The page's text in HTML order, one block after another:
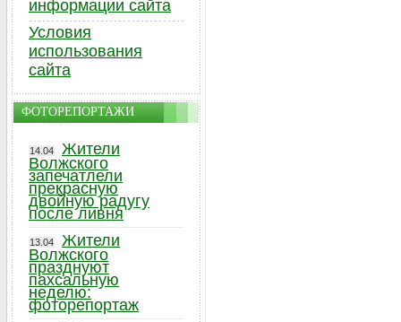
информации сайта
Условия
использования
сайта
ФОТОРЕПОРТАЖИ
14.04
Жители
Волжского
запечатлели
прекрасную
двойную радугу
после ливня
13.04
Жители
Волжского
празднуют
пахсальную
неделю:
фоторепортаж